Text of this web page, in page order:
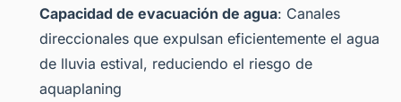
Capacidad de evacuación de agua: Canales
direccionales que expulsan eficientemente el agua
de lluvia estival, reduciendo el riesgo de
aquaplaning